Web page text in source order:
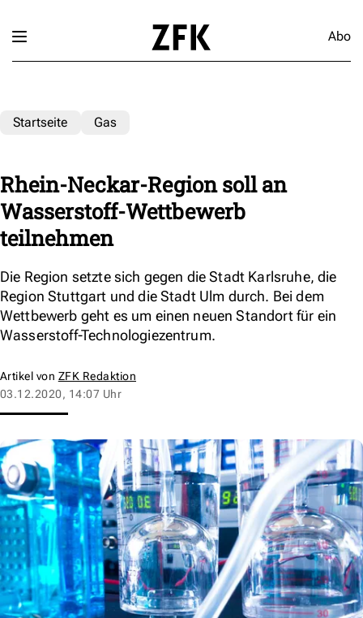
Abo
Startseite Gas
Rhein-Neckar-Region soll an
Wasserstoff-Wettbewerb
teilnehmen
Die Region setzte sich gegen die Stadt Karlsruhe, die
Region Stuttgart und die Stadt Ulm durch. Bei dem
Wettbewerb geht es um einen neuen Standort für ein
Wasserstoff-Technologiezentrum.
Artikel von ZFK Redaktion
03.12.2020, 14:07 Uhr